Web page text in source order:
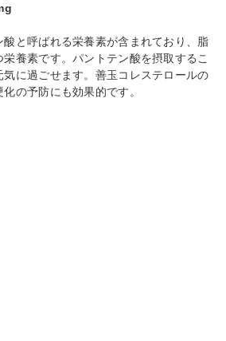
と呼ばれる栄養素が含まれており、脂
養素です。パントテン酸を摂取するこ
気に過ごせます。善玉コレステロールの
の予防にも効果的です。